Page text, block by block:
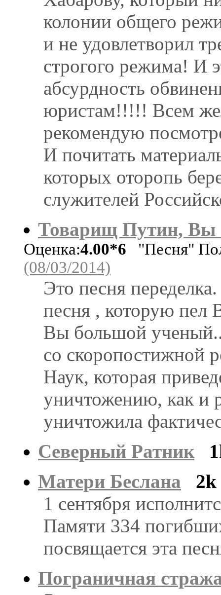
колонии общего
и не удовлетворил
строгого режима! И
абсурдность
юристам!!!!! Всем
рекомендую
И почитать
которых оторопь
служителей
Товарищ Путин,
Оценка:4.00*6 "Песня"
(08/03/2014)
Это песня
песня , которую
Вы большой
со скоропостижной
Наук, которая
уничтожению, как и
уничтожила
Северный Ратник
Матери Беслана
2k
1 сентября
Памяти 334
посвящается эта
Пограничная